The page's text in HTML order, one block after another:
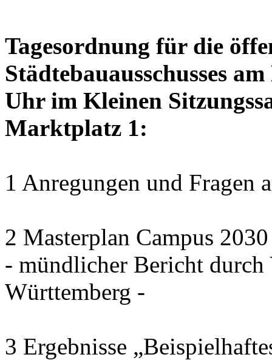
Tagesordnung für die
Städtebauausschusses
Uhr im Kleinen
Marktplatz 1:
1 Anregungen und Fragen
2 Masterplan Campus
- mündlicher Bericht durch
Württemberg -
3 Ergebnisse